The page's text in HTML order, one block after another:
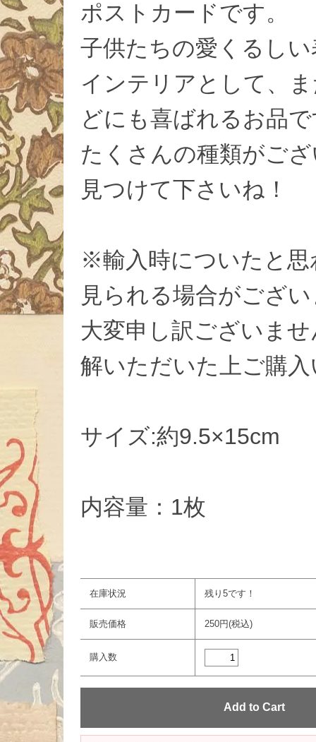
ポストカードです。
子供たちの愛くるし
インテリアとして、
どにも喜ばれるお品
たくさんの種類がご
見つけて下さいね！
※輸入時についたと
見られる場合がござ
大変申し訳ございま
解いただいた上ご購
サイズ:約9.5×15cm
内容量：1枚
在庫状況 残り5です！
販売価格 250円(税込)
購入数